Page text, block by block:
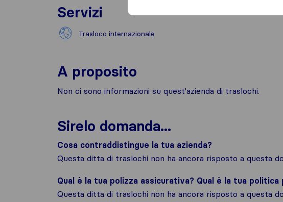
Servizi
Trasloco internazionale
A proposito
Non ci sono informazioni su quest'azienda di traslochi.
Sirelo domanda...
Cosa contraddistingue la tua azienda?
Questa ditta di traslochi non ha ancora risposto a questa
Qual è la tua polizza assicurativa? Qual è la tua
Questa ditta di traslochi non ha ancora risposto a questa